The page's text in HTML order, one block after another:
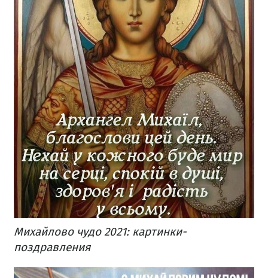
Михайлово чудо 2021: картинки-
поздравления